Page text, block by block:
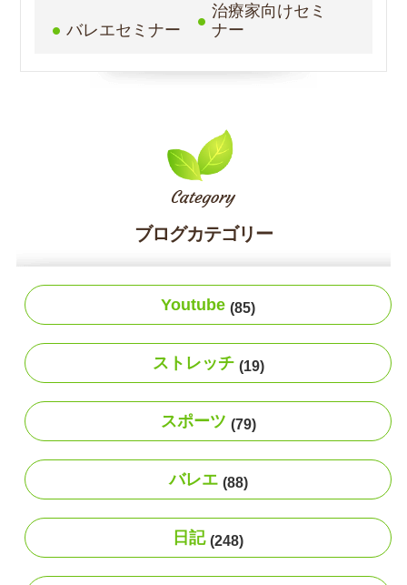
バレエセミナー
治療家向けセミ
ナー
ブログカテゴリー
Youtube (85)
ストレッチ (19)
スポーツ (79)
バレエ (88)
日記 (248)